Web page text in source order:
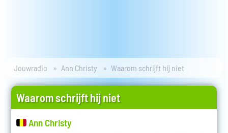
Jouwradio Ann Christy Waarom schrijft hij niet
Waarom schrijft hij niet
Ann Christy